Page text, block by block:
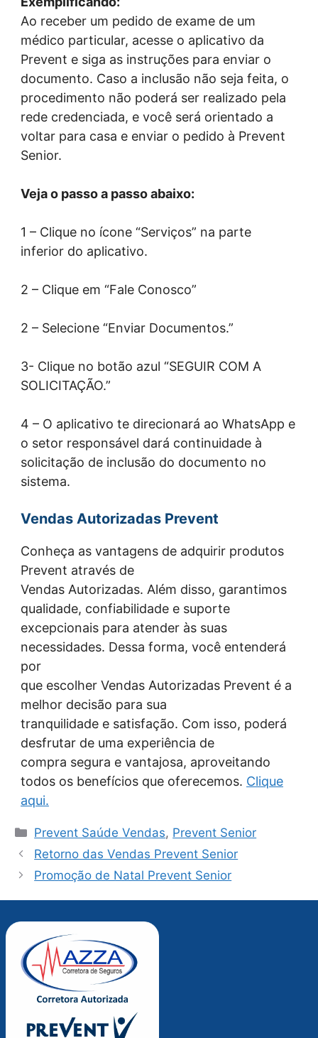
Ao receber um pedido de exame de um
médico particular, acesse o aplicativo da
Prevent e siga as instruções para enviar o
documento. Caso a inclusão não seja feita, o
procedimento não poderá ser realizado pela
rede credenciada, e você será orientado a
voltar para casa e enviar o pedido à Prevent
Senior.
Veja o passo a passo abaixo:
1 – Clique no ícone “Serviços” na parte
inferior do aplicativo.
2 – Clique em “Fale Conosco”
2 – Selecione “Enviar Documentos.”
3- Clique no botão azul “SEGUIR COM A
SOLICITAÇÃO.”
4 – O aplicativo te direcionará ao WhatsApp e
o setor responsável dará continuidade à
solicitação de inclusão do documento no
sistema.
Vendas Autorizadas Prevent
Conheça as vantagens de adquirir produtos
Prevent através de
Vendas Autorizadas. Além disso, garantimos
qualidade, confiabilidade e suporte
excepcionais para atender às suas
necessidades. Dessa forma, você entenderá
por
que escolher Vendas Autorizadas Prevent é a
melhor decisão para sua
tranquilidade e satisfação. Com isso, poderá
desfrutar de uma experiência de
compra segura e vantajosa, aproveitando
todos os benefícios que oferecemos. Clique
aqui.
Categorias
Prevent Saúde Vendas, Prevent Senior
Retorno das Vendas Prevent Senior
Promoção de Natal Prevent Senior